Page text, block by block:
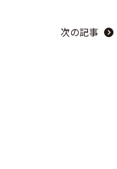
次の記事